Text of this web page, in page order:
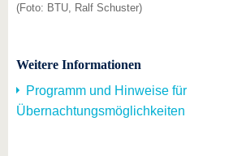
(Foto: BTU, Ralf Schuster)
Weitere Informationen
Programm und Hinweise für
Übernachtungsmöglichkeiten